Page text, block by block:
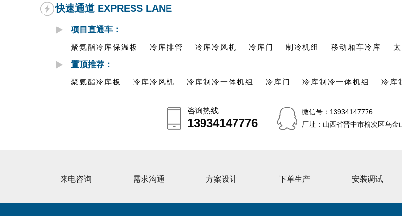
快速通道 EXPRESS LANE
项目直通车：
聚氨酯冷库保温板 冷库排管 冷库冷风机 冷库门 制冷机组 移动厢车冷库
置顶推荐：
聚氨酯冷库板 冷库冷风机 冷库制冷一体机组 冷库门 冷库制冷一体机组 冷库
咨询热线
13934147776
13934147776
微信号：13934147776
厂址：山西省晋中市榆次区乌
来电咨询 需求沟通 方案设计 下单生产 安装调试